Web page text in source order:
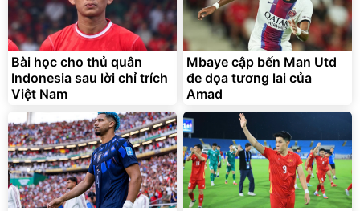
Bài học cho thủ quân
Indonesia sau lời chỉ trích
Việt Nam
Mbaye cập bến Man Utd
đe dọa tương lai của
Amad